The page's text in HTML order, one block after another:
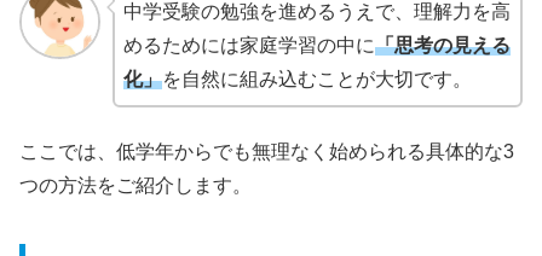
中学受験の勉強を進めるうえで、理解力を高
めるためには家庭学習の中に「思考の見える
化」を自然に組み込むことが大切です。
ここでは、低学年からでも無理なく始められる具体的な3
つの方法をご紹介します。